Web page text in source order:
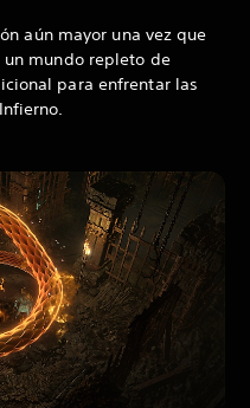
aún mayor una vez que
mundo repleto de
para enfrentar las